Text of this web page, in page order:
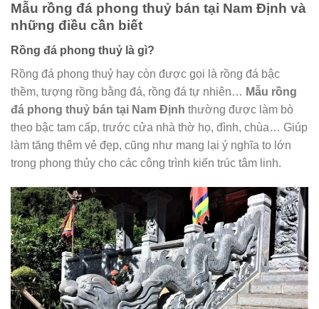
Mẫu rồng đá phong thuỷ bán tại Nam Định và
những điều cần biết
Rồng đá phong thuỷ là gì?
Rồng đá phong thuỷ hay còn được gọi là rồng đá bậc
thềm, tượng rồng bằng đá, rồng đá tự nhiên… Mẫu rồng
đá phong thuỷ bán tại Nam Định thường được làm bò
theo bậc tam cấp, trước cửa nhà thờ họ, đình, chùa… Giúp
làm tăng thêm vẻ đẹp, cũng như mang lại ý nghĩa to lớn
trong phong thủy cho các công trình kiến trúc tâm linh.